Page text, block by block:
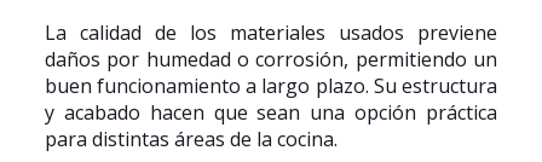
La calidad de los materiales usados previene
daños por humedad o corrosión, permitiendo un
buen funcionamiento a largo plazo. Su estructura
y acabado hacen que sean una opción práctica
para distintas áreas de la cocina.